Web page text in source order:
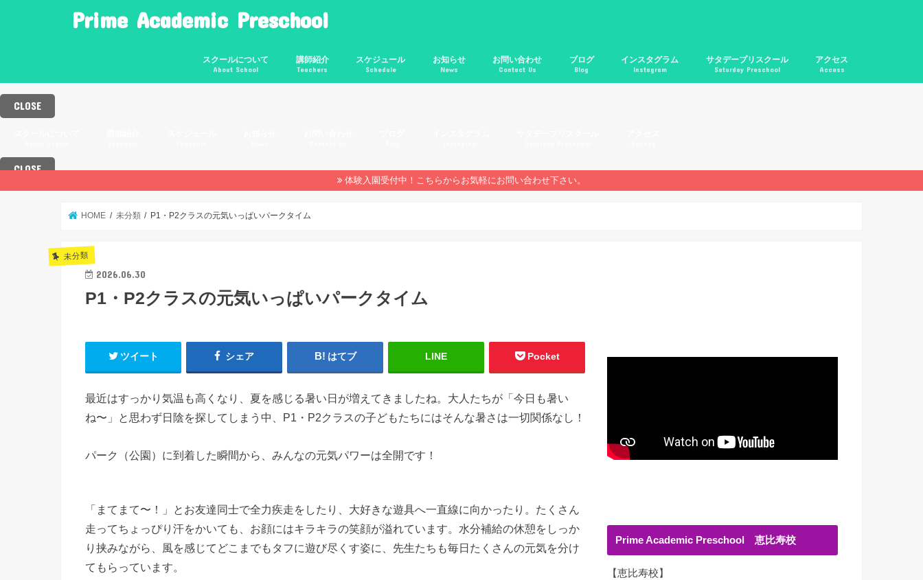
Prime Academic Preschool
スクールについて
About School
講師紹介
Teachers
スケジュール
Schedule
お知らせ
News
お問い合わせ
Contact Us
ブログ
Blog
インスタグラム
Instagram
サタデープリスクール
Saturday Preschool
アクセス
Access
CLOSE
代表あいさつ
スクールの特徴
月謝
卒業後のクラス 体験談
恵比寿校
上北沢校
五反田校 年間スケジュール
1日のレッスンの流れ
年間行事 未分類
PAP
ACCESS 恵比寿校アクセス
上北沢校アクセス
五反田校アクセス
CLOSE
体験入園受付中！こちらからお気軽にお問い合わせ下さい。
HOME 未分類 P1・P2クラスの元気いっぱいパークタイム
未分類
2026.06.30
P1・P2クラスの元気いっぱいパークタイム
ツイート シェア はてブ LINE Pocket
最近はすっかり気温も高くなり、夏を感じる暑い日が増えてきましたね。大人たちが「今日も暑い
ね〜」と思わず日陰を探してしまう中、P1・P2クラスの子どもたちにはそんな暑さは一切関係なし！
パーク（公園）に到着した瞬間から、みんなの元気パワーは全開です！
「まてまて〜！」とお友達同士で全力疾走をしたり、大好きな遊具へ一直線に向かったり。たくさん
走ってちょっぴり汗をかいても、お顔にはキラキラの笑顔が溢れています。水分補給の休憩をしっか
り挟みながら、風を感じてどこまでもタフに遊び尽くす姿に、先生たちも毎日たくさんの元気を分け
てもらっています。
Prime Academic Preschool 恵比寿校
【恵比寿校】